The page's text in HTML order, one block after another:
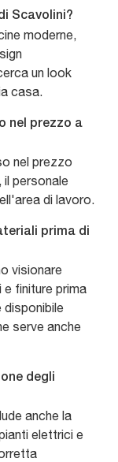
Scavolini?
moderne,
un look
casa.
nel prezzo a
nel prezzo
il personale
di lavoro.
prima di
visionare
finiture prima
disponibile
serve anche
degli
anche la
elettrici e